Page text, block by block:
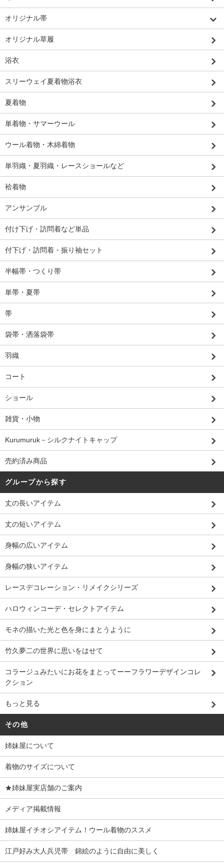
オリジナル帯
オリジナル草履
浴衣
スリーウェイ夏着物浴衣
夏着物
単着物・サマーウール
ウール着物・木綿着物
単羽織・夏羽織・レースショールなど
袷着物
アンサンブル
付け下げ・訪問着など単品
付下げ・訪問着・振り袖セット
半幅帯・つくり帯
単帯・夏帯
帯
袋帯・洒落袋帯
羽織
コート
ショール
雑貨・小物
Kurumuruk－シルクナイトキャップ
売約済み商品
グループから探す
丈の長いアイテム
丈の短いアイテム
身幅の広いアイテム
身幅の狭いアイテム
レースデコレーション・リメイクシリーズ
ハロウィンコーデ・セレクトアイテム
モネの描いた光と色を身にまとうように
竹久夢二の世界に思いをはせて
コラージュみたいにお花をまとってーーフラワーデザインコレ
クション
もっと見る
その他
姉妹屋について
着物のサイズについて
★姉妹屋実店舗のご案内
メディア掲載情報
姉妹屋イチオシアイテム！ウール着物のススメ
江戸好み大人兵児帯 錦絵のように自由に美しく